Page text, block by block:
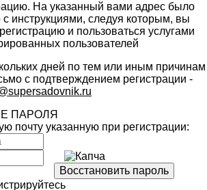
На указанный вами адрес было
инструкциями, следуя которым, вы
и пользоваться услугами
пользователей
дней по тем или иным причинам
с подтверждением регистрации -
ПАРОЛЯ
почту указанную при регистрации: